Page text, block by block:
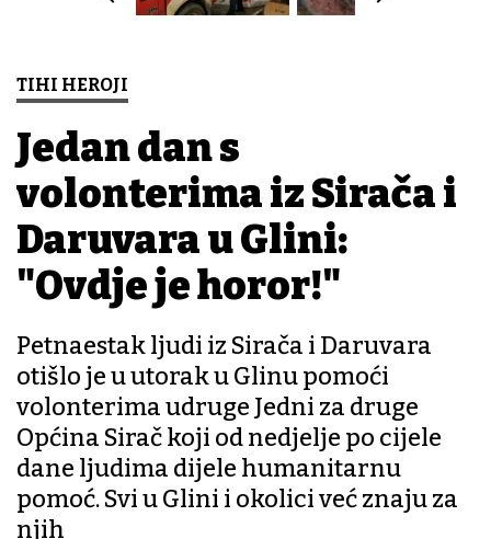
TIHI HEROJI
Jedan dan s
volonterima iz Sirača i
Daruvara u Glini:
"Ovdje je horor!"
Petnaestak ljudi iz Sirača i Daruvara
otišlo je u utorak u Glinu pomoći
volonterima udruge Jedni za druge
Općina Sirač koji od nedjelje po cijele
dane ljudima dijele humanitarnu
pomoć. Svi u Glini i okolici već znaju za
njih